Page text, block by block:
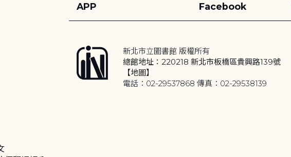
APP
Facebook
新北市立圖書館 版權所有
總館地址：220218 新北市板橋區貴興路139號
【地圖】
電話：02-29537868 傳真：02-29538139